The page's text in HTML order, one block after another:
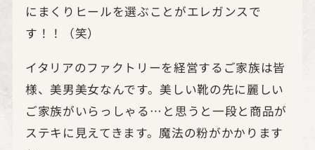
にまくりヒールを選ぶことがエレガンスで
す！！（笑）
イタリアのファクトリーを経営するご家族は皆
様、美男美女なんです。美しい靴の先に麗しい
ご家族がいらっしゃる…と思うと一段と商品が
ステキに見えてきます。魔法の粉がかかります